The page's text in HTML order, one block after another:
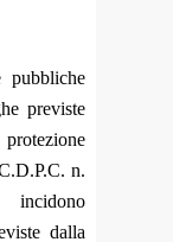
pubbliche
previste
n.
dalla